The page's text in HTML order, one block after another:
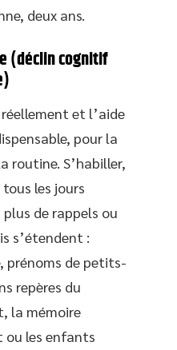
deux ans.
(déclin cognitif
et l’aide
pour la
routine. S’habiller,
les jours
de rappels ou
s’étendent :
prénoms de petits-
repères du
la mémoire
ou les enfants